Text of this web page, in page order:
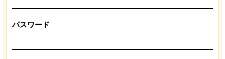
パスワード